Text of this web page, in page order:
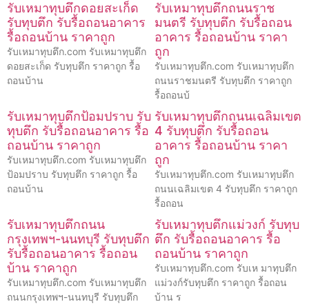
รับเหมาทุบตึกดอยสะเก็ด
รับทุบตึก รับรื้อถอนอาคาร
รื้อถอนบ้าน ราคาถูก
รับเหมาทุบตึก.com รับเหมาทุบตึก
ดอยสะเก็ด รับทุบตึก ราคาถูก รื้อ
ถอนบ้าน
รับเหมาทุบตึกถนนราช
มนตรี รับทุบตึก รับรื้อถอน
อาคาร รื้อถอนบ้าน ราคา
ถูก
รับเหมาทุบตึก.com รับเหมาทุบตึก
ถนนราชมนตรี รับทุบตึก ราคาถูก
รื้อถอนบ้
รับเหมาทุบตึกป้อมปราบ รับ
ทุบตึก รับรื้อถอนอาคาร รื้อ
ถอนบ้าน ราคาถูก
รับเหมาทุบตึก.com รับเหมาทุบตึก
ป้อมปราบ รับทุบตึก ราคาถูก รื้อ
ถอนบ้าน
รับเหมาทุบตึกถนนเฉลิมเขต
4 รับทุบตึก รับรื้อถอน
อาคาร รื้อถอนบ้าน ราคา
ถูก
รับเหมาทุบตึก.com รับเหมาทุบตึก
ถนนเฉลิมเขต 4 รับทุบตึก ราคาถูก
รื้อถอน
รับเหมาทุบตึกถนน
กรุงเทพฯ-นนทบุรี รับทุบตึก
รับรื้อถอนอาคาร รื้อถอน
บ้าน ราคาถูก
รับเหมาทุบตึก.com รับเหมาทุบตึก
ถนนกรุงเทพฯ-นนทบุรี รับทุบตึก
รับเหมาทุบตึกแม่วงก์ รับทุบ
ตึก รับรื้อถอนอาคาร รื้อ
ถอนบ้าน ราคาถูก
รับเหมาทุบตึก.com รับเห มาทุบตึก
แม่วงก์รับทุบตึก ราคาถูก รื้อถอน
บ้าน ร